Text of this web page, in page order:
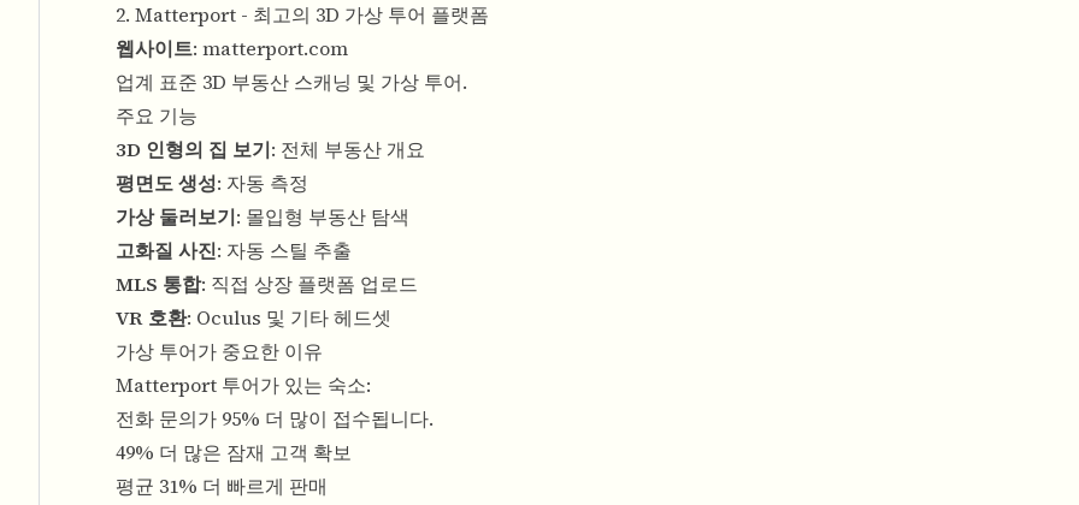
2. Matterport - 최고의 3D 가상 투어 플랫폼
웹사이트: matterport.com
업계 표준 3D 부동산 스캐닝 및 가상 투어.
주요 기능
3D 인형의 집 보기: 전체 부동산 개요
평면도 생성: 자동 측정
가상 둘러보기: 몰입형 부동산 탐색
고화질 사진: 자동 스틸 추출
MLS 통합: 직접 상장 플랫폼 업로드
VR 호환: Oculus 및 기타 헤드셋
가상 투어가 중요한 이유
Matterport 투어가 있는 숙소:
전화 문의가 95% 더 많이 접수됩니다.
49% 더 많은 잠재 고객 확보
평균 31% 더 빠르게 판매